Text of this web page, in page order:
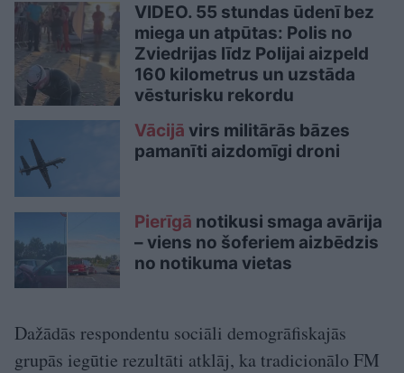
VIDEO. 55 stundas ūdenī bez
miega un atpūtas: Polis no
Zviedrijas līdz Polijai aizpeld
160 kilometrus un uzstāda
vēsturisku rekordu
Vācijā virs militārās bāzes
pamanīti aizdomīgi droni
Pierīgā notikusi smaga avārija
– viens no šoferiem aizbēdzis
no notikuma vietas
Dažādās respondentu sociāli demogrāfiskajās
grupās iegūtie rezultāti atklāj, ka tradicionālo FM